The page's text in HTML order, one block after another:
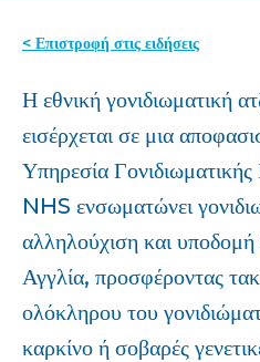
< Επιστροφή στις ειδήσεις
Η εθνική γονιδιωματική
εισέρχεται σε μια
Υπηρεσία
NHS ενσωματώνει
αλληλούχιση και
Αγγλία, προσφέροντας
ολόκληρου του
καρκίνο ή σοβαρές